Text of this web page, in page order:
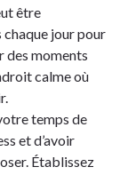
être
jour pour
des moments
calme où
temps de
et d’avoir
Établissez